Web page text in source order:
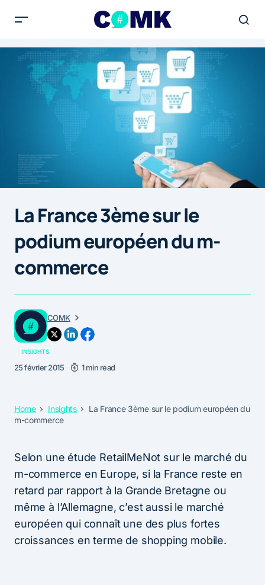
La France 3ème sur le
podium européen du m-
commerce
COMK
INSIGHTS
25 février 2015 1 min read
Home Insights
La France 3ème sur le podium européen du
m-commerce
Selon une étude RetailMeNot sur le marché du
m-commerce en Europe, si la France reste en
retard par rapport à la Grande Bretagne ou
même à l’Allemagne, c’est aussi le marché
européen qui connaît une des plus fortes
croissances en terme de shopping mobile.